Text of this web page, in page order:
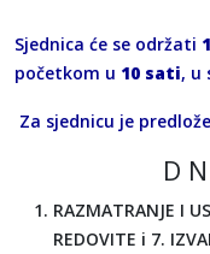
Sjednica će se održati
početkom u 10 sati, u
Za sjednicu je
D
RAZMATRANJE I
REDOVITE i 7.